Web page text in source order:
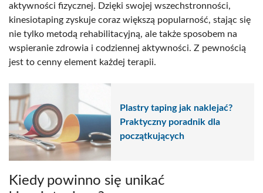
aktywności fizycznej. Dzięki swojej wszechstronności,
kinesiotaping zyskuje coraz większą popularność, stając się
nie tylko metodą rehabilitacyjną, ale także sposobem na
wspieranie zdrowia i codziennej aktywności. Z pewnością
jest to cenny element każdej terapii.
Plastry taping jak naklejać?
Praktyczny poradnik dla
początkujących
Kiedy powinno się unikać